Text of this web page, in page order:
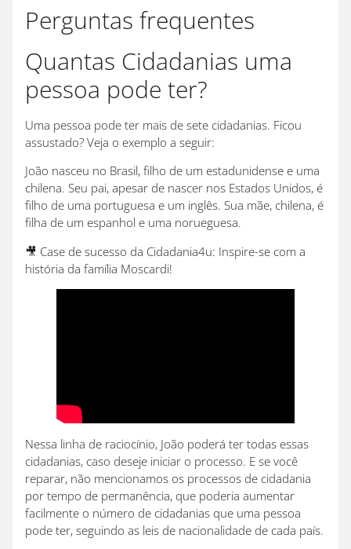
Perguntas frequentes
Quantas Cidadanias uma
pessoa pode ter?
Uma pessoa pode ter mais de sete cidadanias. Ficou
assustado? Veja o exemplo a seguir:
João nasceu no Brasil, filho de um estadunidense e uma
chilena. Seu pai, apesar de nascer nos Estados Unidos, é
filho de uma portuguesa e um inglês. Sua mãe, chilena, é
filha de um espanhol e uma norueguesa.
🎥 Case de sucesso da Cidadania4u: Inspire-se com a
história da família Moscardi!
Nessa linha de raciocínio, João poderá ter todas essas
cidadanias, caso deseje iniciar o processo. E se você
reparar, não mencionamos os processos de cidadania
por tempo de permanência, que poderia aumentar
facilmente o número de cidadanias que uma pessoa
pode ter, seguindo as leis de nacionalidade de cada país.